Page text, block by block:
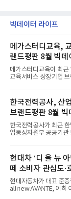
빅데이터 라이프
메가스터디교육,
랜드평판 8월 빅데
메가스터디교육이 최근
교육서비스 상장기업
일 한국기업평판연구소
비스 상장기업 브랜드
8월 7일까지 수집된 소
을 분석한 결과, 메가스
1,710,926을 기록하며
분석에 활용된 빅데이
비 6.14% 증가한 수치
디교육, 대교, 디지
한국전력공사, 산
브랜드평판 8월 빅
한국전력공사가 최근
업통상자원부 공공기
이 순으로 뒤를 이었다
구창환)는 산업통상자
대상으로 지난 7월 7일
자 빅데이터
공사가 브랜드평판지수
1위에 올랐다고 밝혔다
난 7월(88,893,823건)
현대차 ‘디 올 뉴
떼 소비자 관심도·
현대자동차가 대표 준
all new AVANTE, 이하